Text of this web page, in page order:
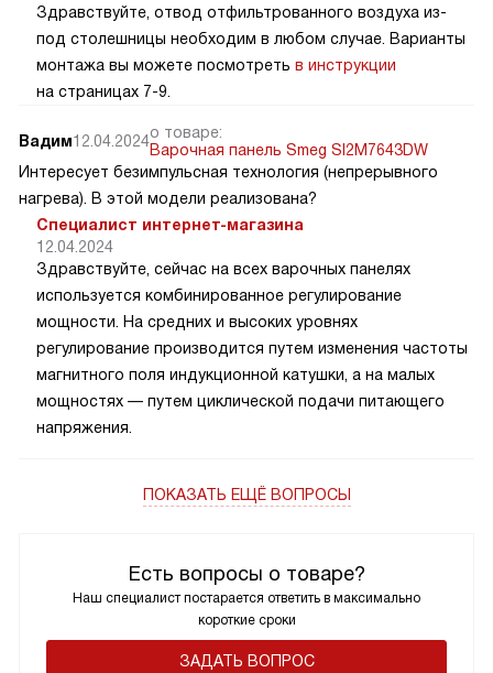
Есть вопросы о товаре?
Наш специалист постарается ответить в максимально
короткие сроки
ЗАДАТЬ ВОПРОС
Здравствуйте, отвод отфильтрованного воздуха из-
под столешницы необходим в любом случае. Варианты
монтажа вы можете посмотреть в инструкции
на страницах 7-9.
Вадим12.04.2024о товаре:
Варочная панель Smeg SI2M7643DW
Интересует безимпульсная технология (непрерывного
нагрева). В этой модели реализована?
Специалист интернет-магазина
12.04.2024
Здравствуйте, сейчас на всех варочных панелях
используется комбинированное регулирование
мощности. На средних и высоких уровнях
регулирование производится путем изменения частоты
магнитного поля индукционной катушки, а на малых
мощностях — путем циклической подачи питающего
напряжения.
ПОКАЗАТЬ ЕЩЁ ВОПРОСЫ